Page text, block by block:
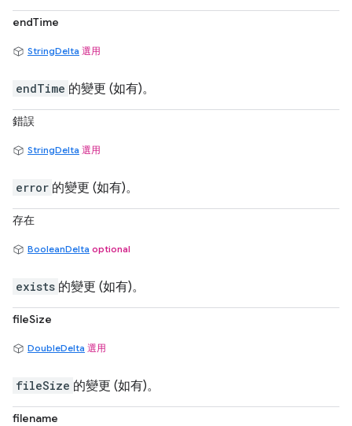
endTime
StringDelta 選用
endTime 的變更 (如有)。
錯誤
StringDelta 選用
error 的變更 (如有)。
存在
BooleanDelta optional
exists 的變更 (如有)。
fileSize
DoubleDelta 選用
fileSize 的變更 (如有)。
filename